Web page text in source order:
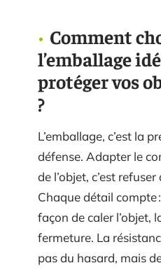
Comment
l’emballage
protéger vos
?
L’emballage, c’est la
défense. Adapter le
de l’objet, c’est
Chaque détail compte
façon de caler l’objet,
fermeture. La
pas du hasard, mais